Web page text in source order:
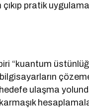
pratik
“kuantum
ulaşma